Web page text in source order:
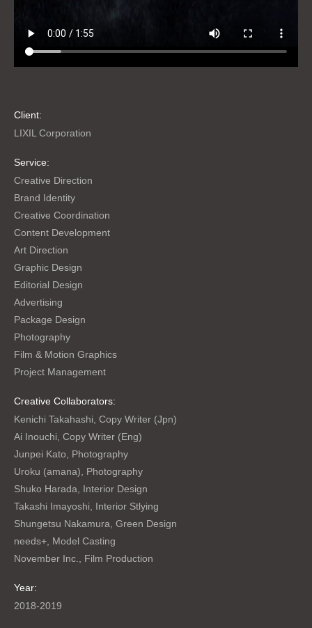
Client:
LIXIL Corporation
Service:
Creative Direction
Brand Identity
Creative Coordination
Content Development
Art Direction
Graphic Design
Editorial Design
Advertising
Package Design
Photography
Film & Motion Graphics
Project Management
Creative Collaborators:
Kenichi Takahashi, Copy Writer (Jpn)
Ai Inouchi, Copy Writer (Eng)
Junpei Kato, Photography
Uroku (amana), Photography
Shuko Harada, Interior Design
Takashi Imayoshi, Interior Stlying
Shungetsu Nakamura, Green Design
needs+, Model Casting
November Inc., Film Production
Year:
2018-2019